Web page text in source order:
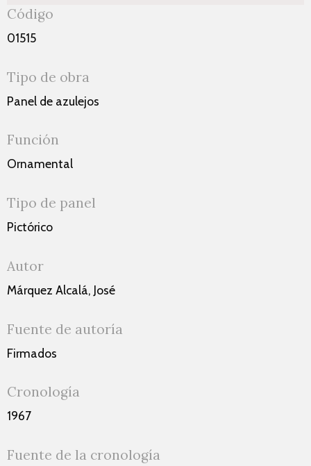
Código
01515
Tipo de obra
Panel de azulejos
Función
Ornamental
Tipo de panel
Pictórico
Autor
Márquez Alcalá, José
Fuente de autoría
Firmados
Cronología
1967
Fuente de la cronología